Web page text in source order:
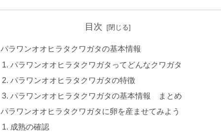
目次
パラワンオオヒラタクワガタの基本情報
パラワンオオヒラタクワガタってどんなクワガタ
パラワンオオヒラタクワガタの特徴
パラワンオオヒラタクワガタの基本情報 まとめ
パラワンオオヒラタクワガタに卵を産ませてみよう
成熟の確認